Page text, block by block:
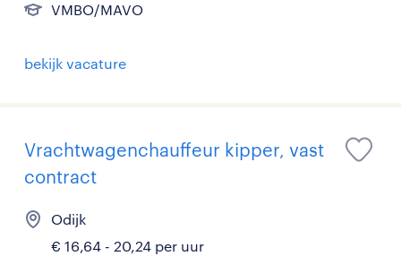
VMBO/MAVO
bekijk vacature
Vrachtwagenchauffeur kipper, vast
contract
Odijk
€ 16,64 - 20,24 per uur